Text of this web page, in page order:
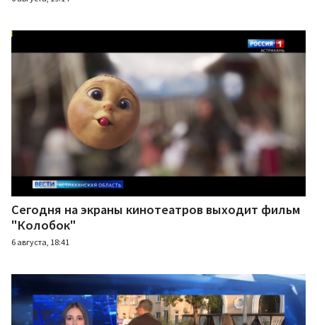
Сегодня на экраны кинотеатров выходит фильм
"Колобок"
6 августа, 18:41